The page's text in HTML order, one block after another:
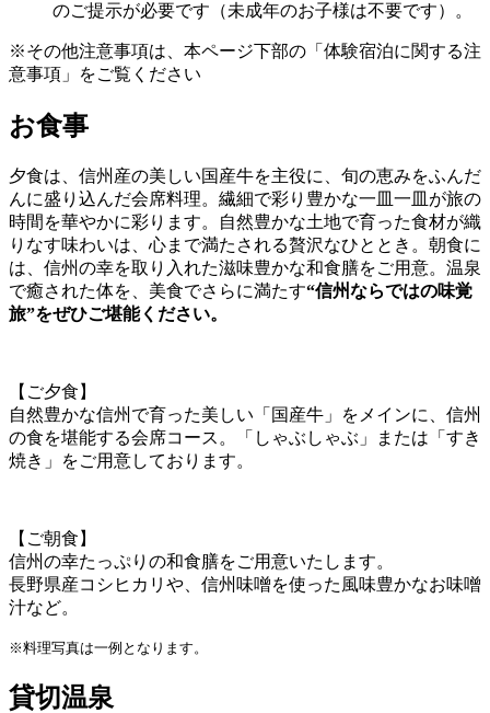
のご提示が必要です（未成年のお子様は不要です）。
※その他注意事項は、本ページ下部の「体験宿泊に関する注
意事項」をご覧ください
お食事
夕食は、信州産の美しい国産牛を主役に、旬の恵みをふんだ
んに盛り込んだ会席料理。繊細で彩り豊かな一皿一皿が旅の
時間を華やかに彩ります。自然豊かな土地で育った食材が織
りなす味わいは、心まで満たされる贅沢なひととき。朝食に
は、信州の幸を取り入れた滋味豊かな和食膳をご用意。温泉
で癒された体を、美食でさらに満たす“信州ならではの味覚
旅”をぜひご堪能ください。
【ご夕食】
自然豊かな信州で育った美しい「国産牛」をメインに、信州
の食を堪能する会席コース。「しゃぶしゃぶ」または「すき
焼き」をご用意しております。
【ご朝食】
信州の幸たっぷりの和食膳をご用意いたします。
長野県産コシヒカリや、信州味噌を使った風味豊かなお味噌
汁など。
※料理写真は一例となります。
貸切温泉